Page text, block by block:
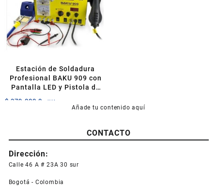
Estación de Soldadura
Profesional BAKU 909 con
Pantalla LED y Pistola de
$ 379.000,0 +IVA
Añade tu contenido aquí
CONTACTO
Dirección:
Calle 46 A # 23A 30 sur
Bogotá - Colombia